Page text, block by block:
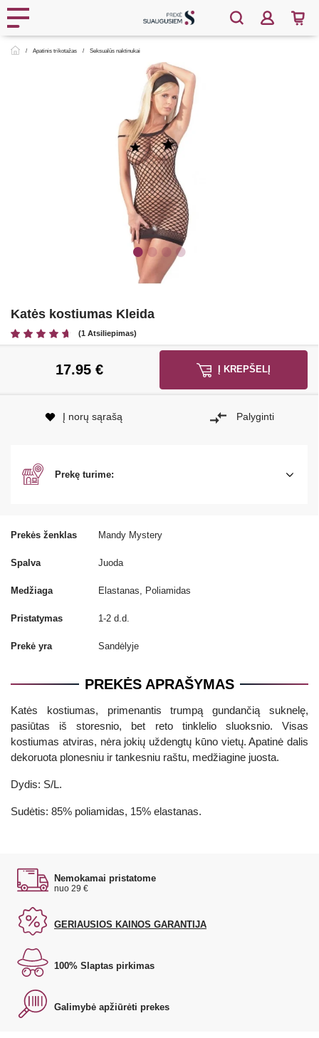
Apatinis trikotažas Seksualūs naktinukai
Katės kostiumas Kleida
(1 Atsiliepimas)
Prekės ženklas Mandy Mystery
Spalva Juoda
Medžiaga Elastanas, Poliamidas
Pristatymas 1-2 d.d.
Prekė yra Sandėlyje
17.95 € Į KREPŠELĮ
Į norų sąrašą Palyginti
Prekę turime:
PREKĖS APRAŠYMAS
Katės kostiumas, primenantis trumpą gundančią suknelę,
pasiūtas iš storesnio, bet reto tinklelio sluoksnio. Visas
kostiumas atviras, nėra jokių uždengtų kūno vietų. Apatinė dalis
dekoruota plonesniu ir tankesniu raštu, medžiagine juosta.
Dydis: S/L.
Sudėtis: 85% poliamidas, 15% elastanas.
Nemokamai pristatome
nuo 29 €
GERIAUSIOS KAINOS GARANTIJA
100% Slaptas pirkimas
Galimybė apžiūrėti prekes